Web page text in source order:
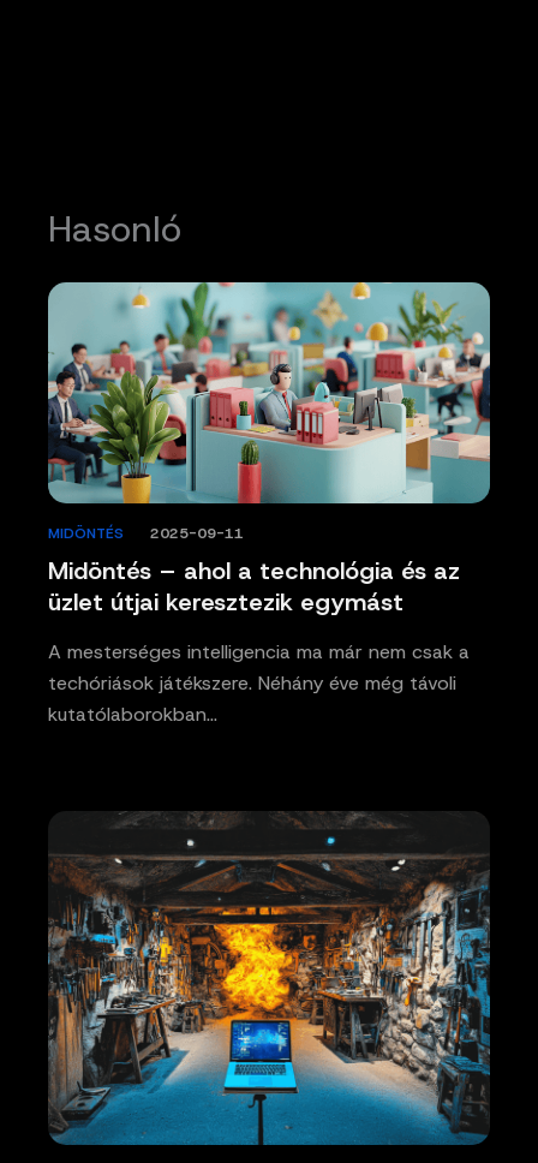
Hasonló
Midöntés – ahol a technológia és az
üzlet útjai keresztezik egymást
MIDÖNTÉS 2025-09-11
A mesterséges intelligencia ma már nem csak a
techóriások játékszere. Néhány éve még távoli
kutatólaborokban…